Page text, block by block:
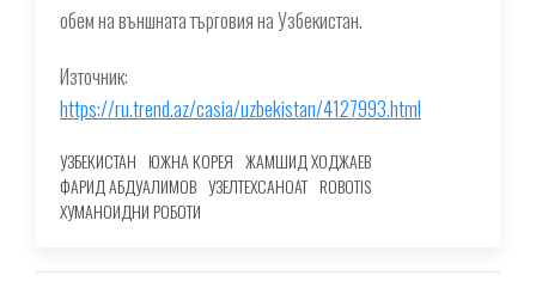
обем на външната търговия на Узбекистан.
Източник:
https://ru.trend.az/casia/uzbekistan/4127993.html
УЗБЕКИСТАН ЮЖНА КОРЕЯ ЖАМШИД ХОДЖАЕВ
ФАРИД АБДУАЛИМОВ УЗЕЛТЕХСАНОАТ ROBOTIS
ХУМАНОИДНИ РОБОТИ